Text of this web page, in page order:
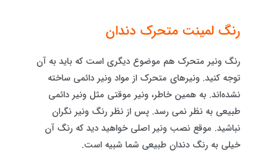
رنگ لمینت متحرک دندان
رنگ ونیر متحرک هم موضوع دیگری است که باید به آن
توجه کنید. ونیرهای متحرک از مواد ونیر دائمی ساخته
نشده‌اند. به همین خاطر، ونیر موقتی مثل ونیر دائمی
طبیعی به نظر نمی رسد. پس از نظر رنگ ونیر نگران
نباشید. موقع نصب ونیر اصلی خواهید دید که رنگ آن
خیلی به رنگ دندان طبیعی‌ شما شبیه است.